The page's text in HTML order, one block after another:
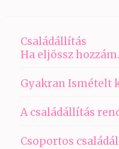
Családállítás
Ha eljössz
Gyakran Ismételt
A családállítás
Csoportos